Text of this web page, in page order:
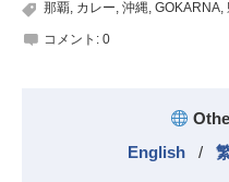
那覇, カレー, 沖縄, GOKARNA,
コメント: 0
English
/